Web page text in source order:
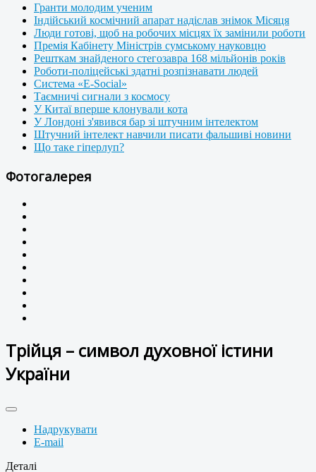
Гранти молодим ученим
Індійський космічний апарат надіслав знімок Місяця
Люди готові, щоб на робочих місцях їх замінили роботи
Премія Кабінету Міністрів сумському науковцю
Решткам знайденого стегозавра 168 мільйонів років
Роботи-поліцейські здатні розпізнавати людей
Система «E-Social»
Таємничі сигнали з космосу
У Китаї вперше клонували кота
У Лондоні з'явився бар зі штучним інтелектом
Штучний інтелект навчили писати фальшиві новини
Що таке гіперлуп?
Фотогалерея
Трійця – символ духовної істини
України
Надрукувати
E-mail
Деталі